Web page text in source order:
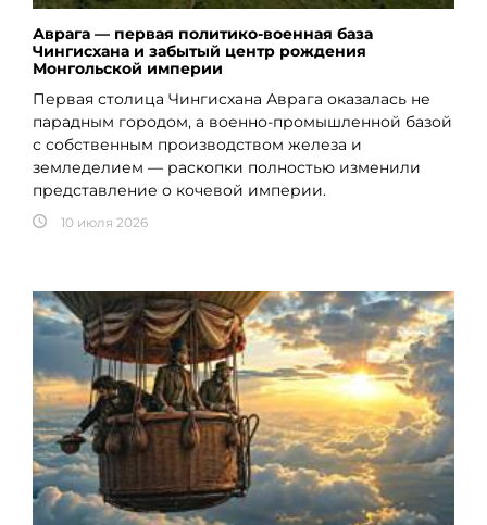
Аврага — первая политико-военная база
Чингисхана и забытый центр рождения
Монгольской империи
Первая столица Чингисхана Аврага оказалась не
парадным городом, а военно-промышленной базой
с собственным производством железа и
земледелием — раскопки полностью изменили
представление о кочевой империи.
10 июля 2026